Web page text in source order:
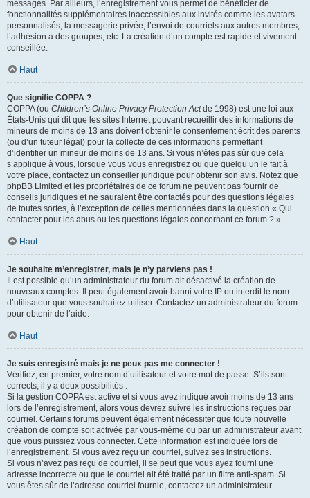
messages. Par ailleurs, l’enregistrement vous permet de bénéficier de
fonctionnalités supplémentaires inaccessibles aux invités comme les avatars
personnalisés, la messagerie privée, l’envoi de courriels aux autres membres,
l’adhésion à des groupes, etc. La création d’un compte est rapide et vivement
conseillée.
Haut
Que signifie COPPA ?
COPPA (ou Children’s Online Privacy Protection Actde 1998) est une loi aux
États-Unis qui dit que les sites Internet pouvant recueillir des informations de
mineurs de moins de 13 ans doivent obtenir le consentement écrit des parents
(ou d’un tuteur légal) pour la collecte de ces informations permettant
d’identifier un mineur de moins de 13 ans. Si vous n’êtes pas sûr que cela
s’applique à vous, lorsque vous vous enregistrez ou que quelqu’un le fait à
votre place, contactez un conseiller juridique pour obtenir son avis. Notez que
phpBB Limited et les propriétaires de ce forum ne peuvent pas fournir de
conseils juridiques et ne sauraient être contactés pour des questions légales
de toutes sortes, à l’exception de celles mentionnées dans la question « Qui
contacter pour les abus ou les questions légales concernant ce forum ? ».
Haut
Je souhaite m’enregistrer, mais je n’y parviens pas !
Il est possible qu’un administrateur du forum ait désactivé la création de
nouveaux comptes. Il peut également avoir banni votre IP ou interdit le nom
d’utilisateur que vous souhaitez utiliser. Contactez un administrateur du forum
pour obtenir de l’aide.
Haut
Je suis enregistré mais je ne peux pas me connecter !
Vérifiez, en premier, votre nom d’utilisateur et votre mot de passe. S’ils sont
corrects, il y a deux possibilités :
Si la gestion COPPA est active et si vous avez indiqué avoir moins de 13 ans
lors de l’enregistrement, alors vous devrez suivre les instructions reçues par
courriel. Certains forums peuvent également nécessiter que toute nouvelle
création de compte soit activée par vous-même ou par un administrateur avant
que vous puissiez vous connecter. Cette information est indiquée lors de
l’enregistrement. Si vous avez reçu un courriel, suivez ses instructions.
Si vous n’avez pas reçu de courriel, il se peut que vous ayez fourni une
adresse incorrecte ou que le courriel ait été traité par un filtre anti-spam. Si
vous êtes sûr de l’adresse courriel fournie, contactez un administrateur.